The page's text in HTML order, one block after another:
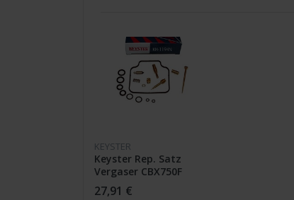
KEYSTER
Keyster Rep. Satz
Vergaser CBX750F
RC17
27,91 €